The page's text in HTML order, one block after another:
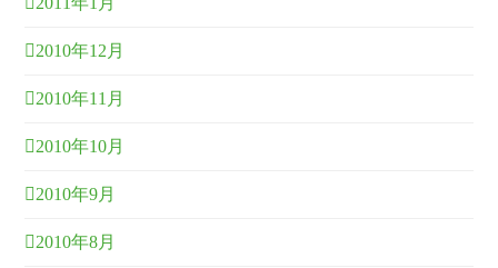
2010年12月
2010年11月
2010年10月
2010年9月
2010年8月